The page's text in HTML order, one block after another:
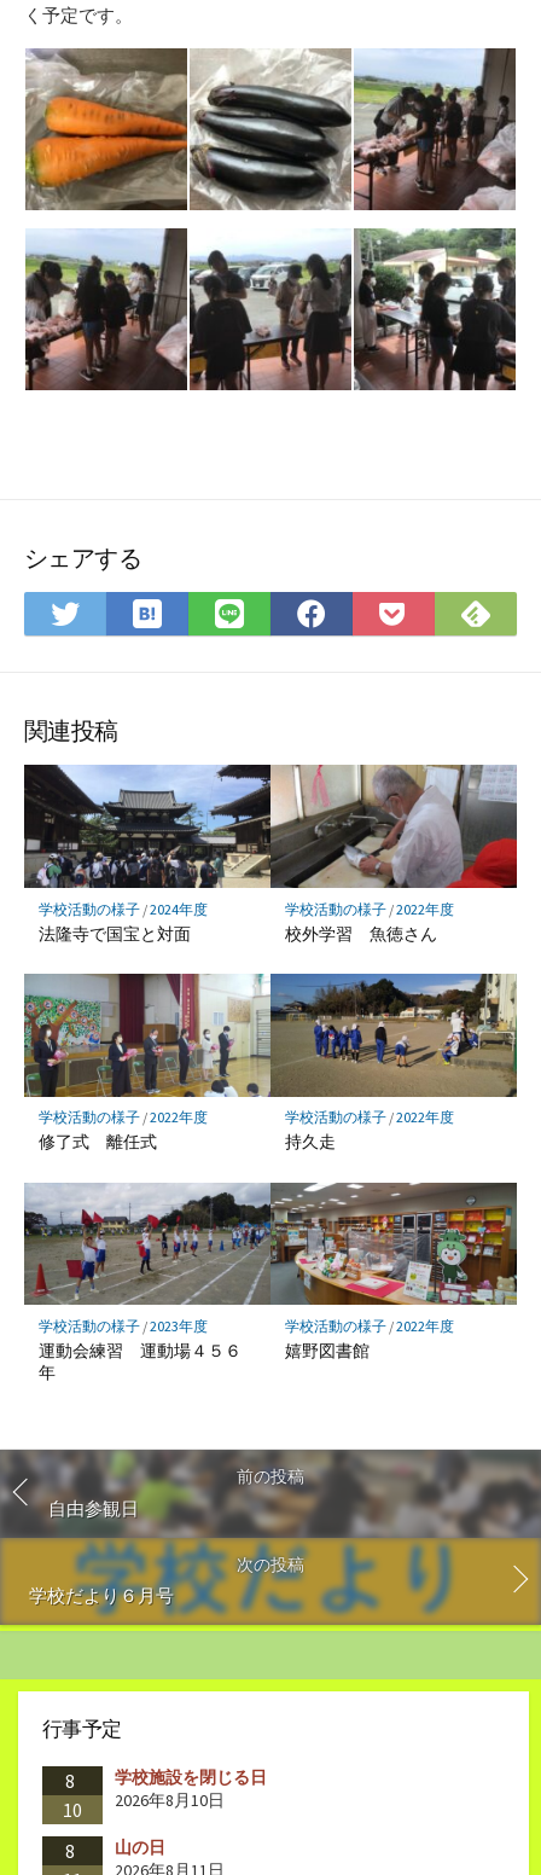
く予定です。
シェアする
Twitter
で
ア
は
て
ク
マ
ー
ク
に
保
存
LINE
で
Facebook
で
Pocket
に
で
関連投稿
学校活動の様子/2024年度
法隆寺で国宝と対面
学校活動の様子/2022年度
校外学習 魚徳さん
学校活動の様子/2022年度
修了式 離任式
学校活動の様子/2022年度
持久走
学校活動の様子/2023年度
運動会練習 運動場４５６
年
学校活動の様子/2022年度
嬉野図書館
前の投稿
自由参観日
次の投稿
学校だより６月号
行事予定
8
10
学校施設を閉じる日
2026年8月10日
8
山の日
2026年8月11日